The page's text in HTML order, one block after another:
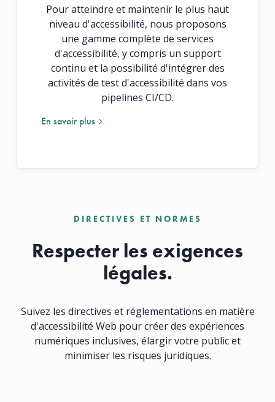
Pour atteindre et maintenir le plus haut
niveau d'accessibilité, nous proposons
une gamme complète de services
d'accessibilité, y compris un support
continu et la possibilité d'intégrer des
activités de test d'accessibilité dans vos
pipelines CI/CD.
En savoir plus
En savoir plus
DIRECTIVES ET NORMES
Respecter les exigences
légales.
Suivez les directives et réglementations en matière
d'accessibilité Web pour créer des expériences
numériques inclusives, élargir votre public et
minimiser les risques juridiques.